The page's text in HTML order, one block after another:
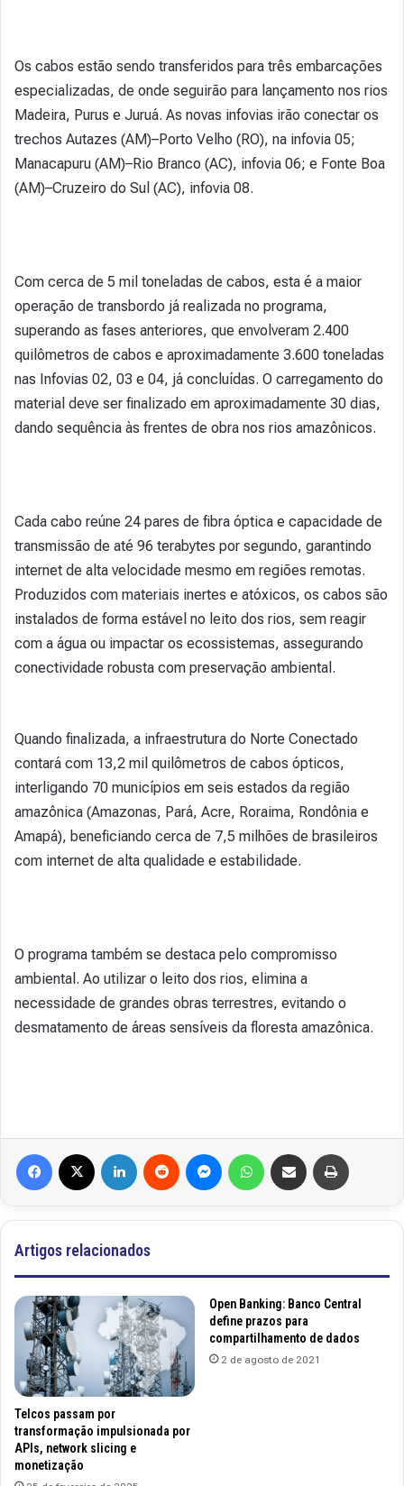
Os cabos estão sendo transferidos para três embarcações
especializadas, de onde seguirão para lançamento nos rios
Madeira, Purus e Juruá. As novas infovias irão conectar os
trechos Autazes (AM)–Porto Velho (RO), na infovia 05;
Manacapuru (AM)–Rio Branco (AC), infovia 06; e Fonte Boa
(AM)–Cruzeiro do Sul (AC), infovia 08.
Com cerca de 5 mil toneladas de cabos, esta é a maior
operação de transbordo já realizada no programa,
superando as fases anteriores, que envolveram 2.400
quilômetros de cabos e aproximadamente 3.600 toneladas
nas Infovias 02, 03 e 04, já concluídas. O carregamento do
material deve ser finalizado em aproximadamente 30 dias,
dando sequência às frentes de obra nos rios amazônicos.
Cada cabo reúne 24 pares de fibra óptica e capacidade de
transmissão de até 96 terabytes por segundo, garantindo
internet de alta velocidade mesmo em regiões remotas.
Produzidos com materiais inertes e atóxicos, os cabos são
instalados de forma estável no leito dos rios, sem reagir
com a água ou impactar os ecossistemas, assegurando
conectividade robusta com preservação ambiental.
Quando finalizada, a infraestrutura do Norte Conectado
contará com 13,2 mil quilômetros de cabos ópticos,
interligando 70 municípios em seis estados da região
amazônica (Amazonas, Pará, Acre, Roraima, Rondônia e
Amapá), beneficiando cerca de 7,5 milhões de brasileiros
com internet de alta qualidade e estabilidade.
O programa também se destaca pelo compromisso
ambiental. Ao utilizar o leito dos rios, elimina a
necessidade de grandes obras terrestres, evitando o
desmatamento de áreas sensíveis da floresta amazônica.
Artigos relacionados
Telcos passam por
transformação impulsionada por
APIs, network slicing e
monetização
Open Banking: Banco Central
define prazos para
compartilhamento de dados
2 de agosto de 2021